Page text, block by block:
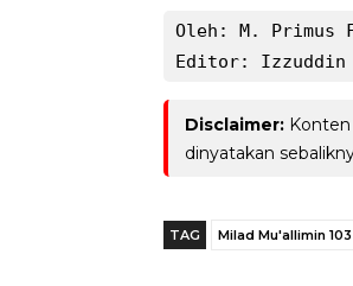
Oleh: M. Primus
Editor: Izzuddin
Disclaimer:
dinyatakan
TAG Milad Mu'allimin 103